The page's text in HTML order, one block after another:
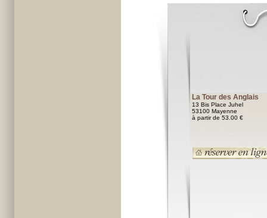
La Tour des Anglais
13 Bis Place Juhel
53100 Mayenne
à partir de 53.00 €